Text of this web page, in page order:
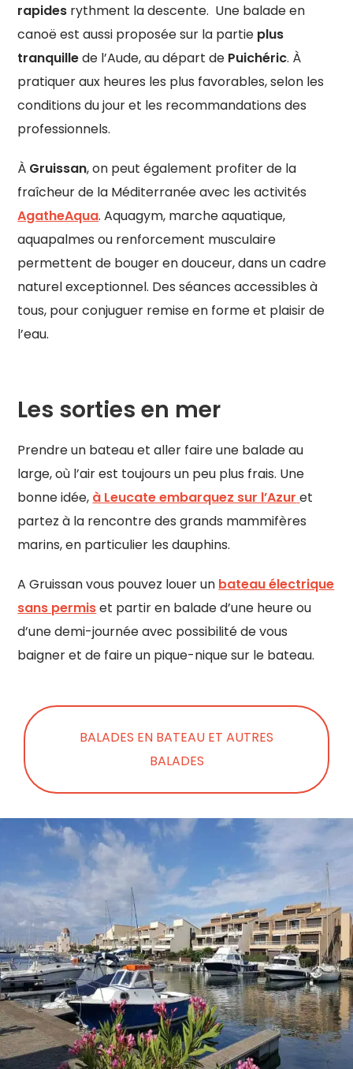
rapides rythment la descente. Une balade en
canoë est aussi proposée sur la partie plus
tranquillede l’Aude, au départ de Puichéric. À
pratiquer aux heures les plus favorables, selon les
conditions du jour et les recommandations des
professionnels.
À Gruissan, on peut également profiter de la
fraîcheur de la Méditerranée avec les activités
AgatheAqua. Aquagym, marche aquatique,
aquapalmes ou renforcement musculaire
permettent de bouger en douceur, dans un cadre
naturel exceptionnel. Des séances accessibles à
tous, pour conjuguer remise en forme et plaisir de
l’eau.
Les sorties en mer
Prendre un bateau et aller faire une balade au
large, où l’air est toujours un peu plus frais. Une
bonne idée, à Leucate embarquez sur l’Azur et
partez à la rencontre des grands mammifères
marins, en particulier les dauphins.
A Gruissan vous pouvez louer un bateau électrique
sans permiset partir en balade d’une heure ou
d’une demi-journée avec possibilité de vous
baigner et de faire un pique-nique sur le bateau.
BALADES EN BATEAU ET AUTRES
BALADES